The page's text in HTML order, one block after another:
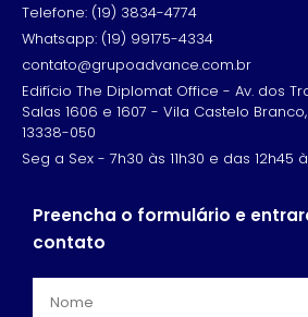
Telefone: (19) 3834-4774
Whatsapp: (19) 99175-4334
contato@grupoadvance.com.br
Edifício The Diplomat Office - Av. dos
Salas 1606 e 1607 - Vila Castelo
13338-050
Seg a Sex - 7h30 às 11h30 e das 12h45
Preencha o formulário e
contato